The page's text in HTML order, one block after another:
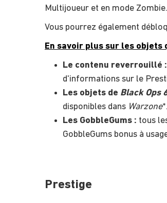
Multijoueur et en mode Zombie.
Vous pourrez également
En savoir plus sur les objets
Le contenu reverrouillé :
d'informations sur le
Les objets de Black Ops
disponibles dans Warzone*.
Les GobbleGums : tous
GobbleGums bonus à
Prestige